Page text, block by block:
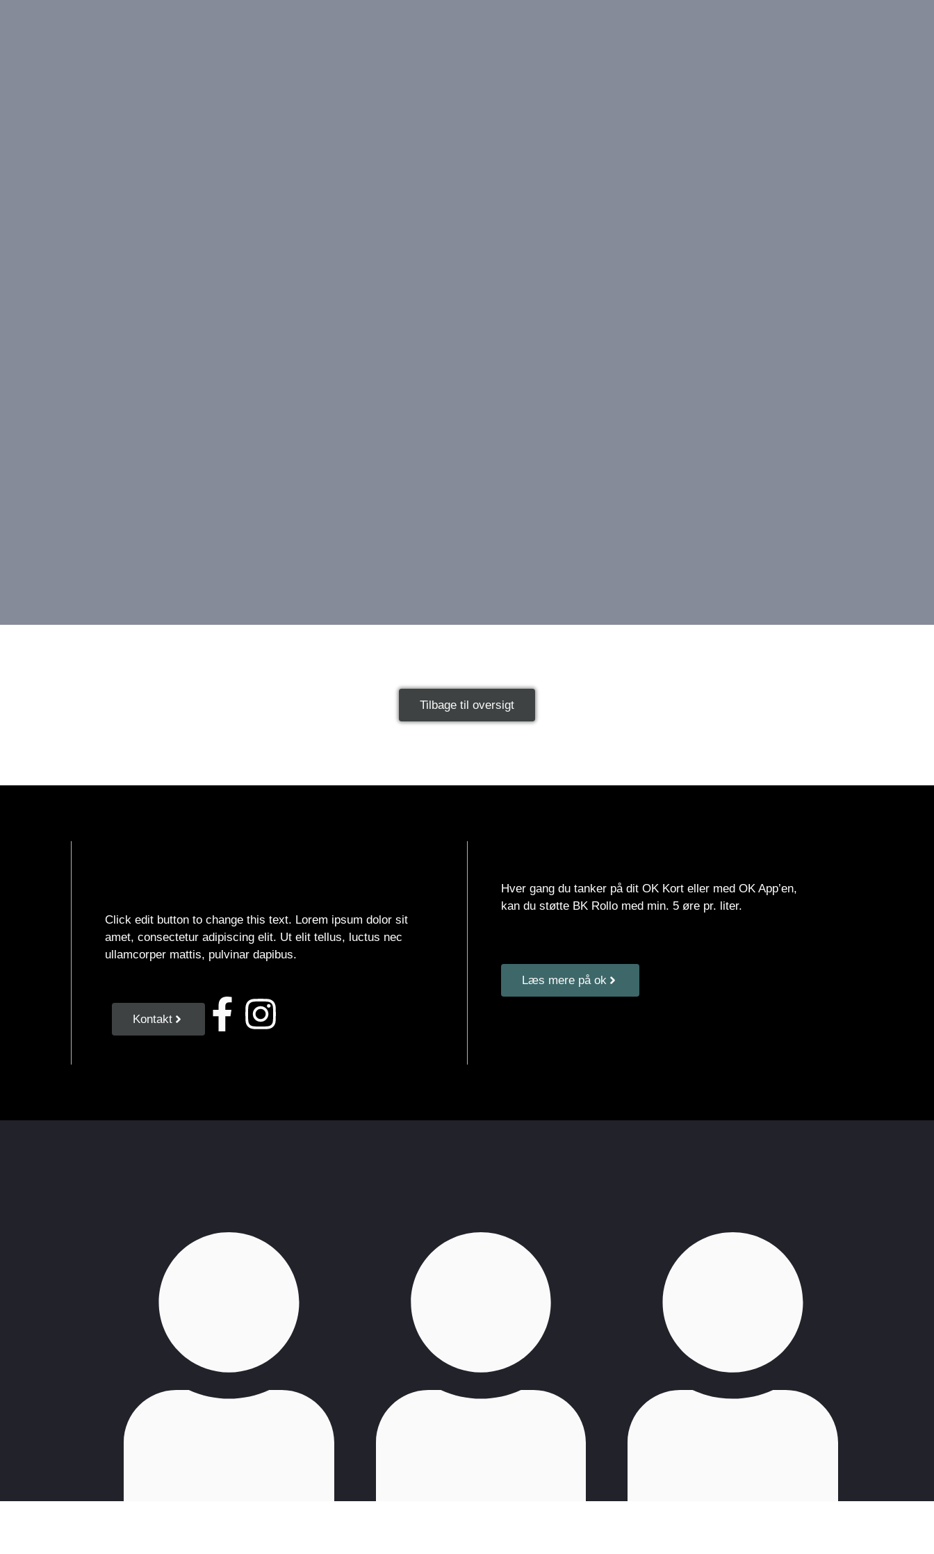
Tilbage til oversigt
Click edit button to change this text. Lorem ipsum dolor sit
amet, consectetur adipiscing elit. Ut elit tellus, luctus nec
ullamcorper mattis, pulvinar dapibus.
Kontakt
Hver gang du tanker på dit OK Kort eller med OK App’en,
kan du støtte BK Rollo med min. 5 øre pr. liter.
Læs mere på ok